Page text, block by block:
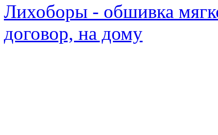
Лихоборы - обшивка
договор, на дому